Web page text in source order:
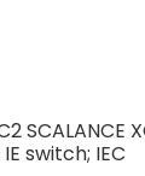
SCALANCE
switch; IEC